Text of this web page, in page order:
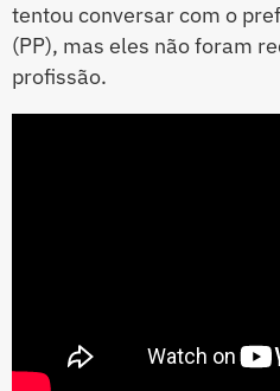
tentou conversar com o
(PP), mas eles não foram
profissão.